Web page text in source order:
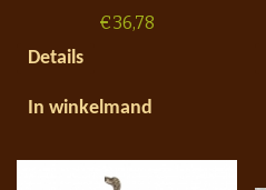
€36,78
Details
In winkelmand